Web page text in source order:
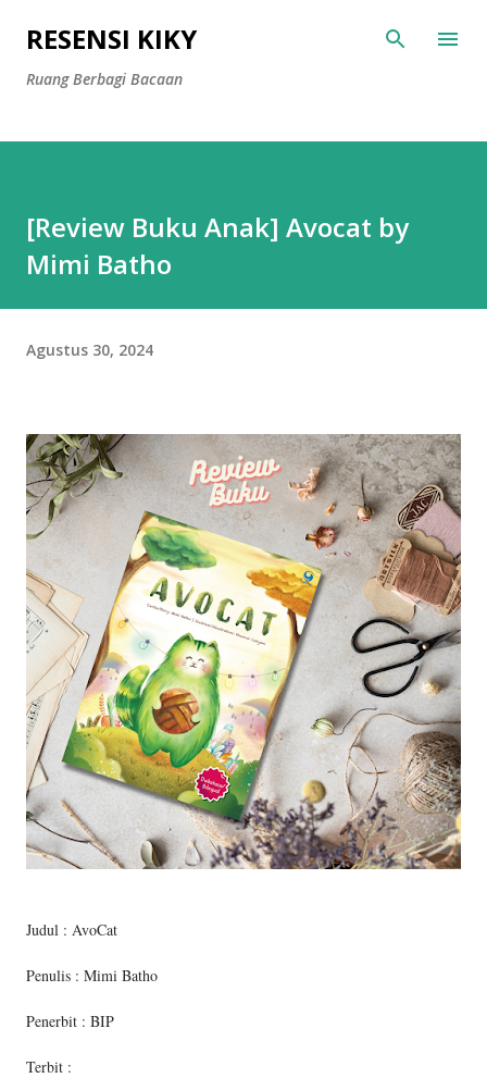
Langsung ke konten utama
RESENSI KIKY
Ruang Berbagi Bacaan
[Review Buku Anak] Avocat by
Mimi Batho
Agustus 30, 2024
Judul : AvoCat
Penulis : Mimi Batho
Penerbit : BIP
Terbit :